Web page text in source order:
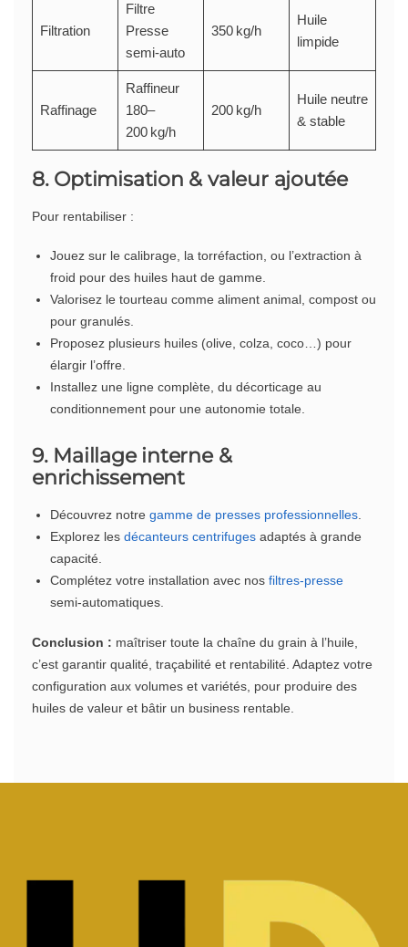
Filtration
Filtre
Presse
semi-auto
350 kg/h
Huile
limpide
Raffinage
Raffineur
180–
200 kg/h
200 kg/h
Huile neutre
& stable
8. Optimisation & valeur ajoutée
Pour rentabiliser :
Jouez sur le calibrage, la torréfaction, ou l’extraction à
froid pour des huiles haut de gamme.
Valorisez le tourteau comme aliment animal, compost ou
pour granulés.
Proposez plusieurs huiles (olive, colza, coco…) pour
élargir l’offre.
Installez une ligne complète, du décorticage au
conditionnement pour une autonomie totale.
9. Maillage interne &
enrichissement
Découvrez notre gamme de presses professionnelles.
Explorez les décanteurs centrifuges adaptés à grande
capacité.
Complétez votre installation avec nos filtres‑presse
semi‑automatiques.
Conclusion : maîtriser toute la chaîne du grain à l’huile,
c’est garantir qualité, traçabilité et rentabilité. Adaptez votre
configuration aux volumes et variétés, pour produire des
huiles de valeur et bâtir un business rentable.